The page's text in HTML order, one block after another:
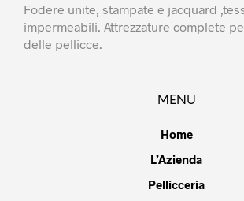
Fodere unite, stampate e jacquard
impermeabili. Attrezzature complete
delle pellicce.
MENU
Home
L’Azienda
Pellicceria